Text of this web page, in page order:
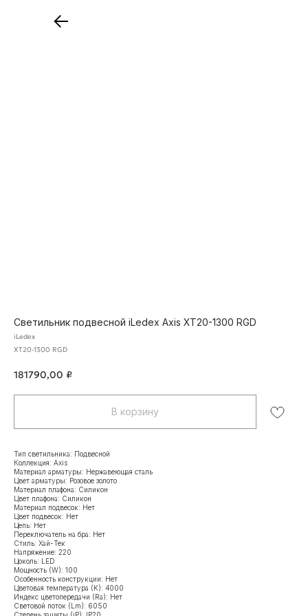
Светильник подвесной iLedex Axis XT20-1300 RGD
iLedex
XT20-1300 RGD
181790,00 ₽
В корзину
Тип светильника: Подвесной
Коллекция: Axis
Материал арматуры: Нержавеющая сталь
Цвет арматуры: Розовое золото
Материал плафона: Силикон
Цвет плафона: Силикон
Материал подвесок: Нет
Цвет подвесок: Нет
Цепь: Нет
Переключатель на бра: Нет
Стиль: Хай-Тек
Напряжение: 220
Цоколь: LED
Мощность (W): 100
Особенность конструкции: Нет
Цветовая температура (K): 4000
Индекс цветопередачи (Ra): Нет
Световой поток (Lm): 6050